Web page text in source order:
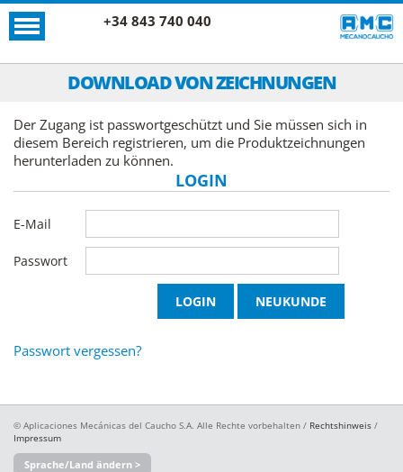
+34 843 740 040
DOWNLOAD VON ZEICHNUNGEN
Der Zugang ist passwortgeschützt und Sie müssen sich in
diesem Bereich registrieren, um die Produktzeichnungen
herunterladen zu können.
LOGIN
E-Mail
Passwort
Passwort vergessen?
© Aplicaciones Mecánicas del Caucho S.A. Alle Rechte vorbehalten / Rechtshinweis /
Impressum
Sprache/Land ändern >